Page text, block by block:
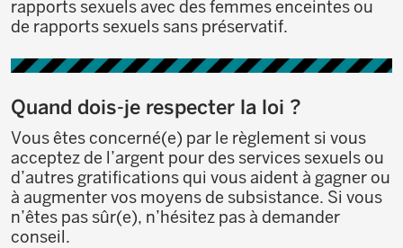
rapports sexuels avec des femmes enceintes ou
de rapports sexuels sans préservatif.
Quand dois-je respecter la loi ?
Vous êtes concerné(e) par le règlement si vous
acceptez de l’argent pour des services sexuels ou
d’autres gratifications qui vous aident à gagner ou
à augmenter vos moyens de subsistance. Si vous
n’êtes pas sûr(e), n’hésitez pas à demander
conseil.